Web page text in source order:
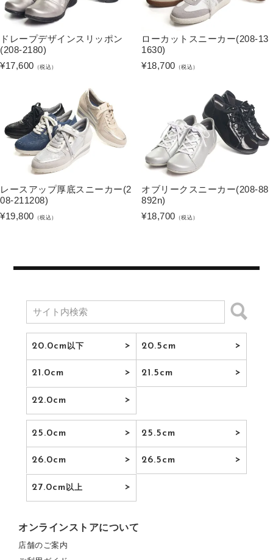
ドレープデザインスリッポン
(208-2180)
¥17,600 （税込）
ローカットスニーカー(208-13
1630)
¥18,700 （税込）
レースアップ厚底スニーカー(2
08-211208)
¥19,800 （税込）
オブリークスニーカー(208-88
892n)
¥18,700 （税込）
20.0cm以下 20.5cm
21.0cm 21.5cm
22.0cm
25.0cm 25.5cm
26.0cm 26.5cm
27.0cm以上
オンラインストアについて
店舗のご案内